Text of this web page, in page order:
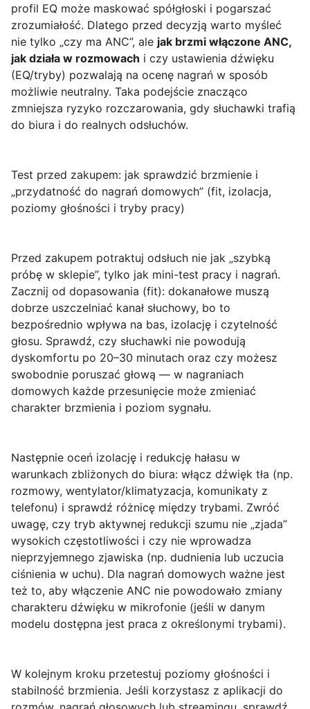
profil EQ może maskować spółgłoski i pogarszać
zrozumiałość. Dlatego przed decyzją warto myśleć
nie tylko „czy ma ANC”, ale jak brzmi włączone ANC,
jak działa w rozmowach i czy ustawienia dźwięku
(EQ/tryby) pozwalają na ocenę nagrań w sposób
możliwie neutralny. Taka podejście znacząco
zmniejsza ryzyko rozczarowania, gdy słuchawki trafią
do biura i do realnych odsłuchów.
Test przed zakupem: jak sprawdzić brzmienie i
„przydatność do nagrań domowych” (fit, izolacja,
poziomy głośności i tryby pracy)
Przed zakupem potraktuj odsłuch nie jak „szybką
próbę w sklepie”, tylko jak mini-test pracy i nagrań.
Zacznij od dopasowania (fit): dokanałowe muszą
dobrze uszczelniać kanał słuchowy, bo to
bezpośrednio wpływa na bas, izolację i czytelność
głosu. Sprawdź, czy słuchawki nie powodują
dyskomfortu po 20–30 minutach oraz czy możesz
swobodnie poruszać głową — w nagraniach
domowych każde przesunięcie może zmieniać
charakter brzmienia i poziom sygnału.
Następnie oceń izolację i redukcję hałasu w
warunkach zbliżonych do biura: włącz dźwięk tła (np.
rozmowy, wentylator/klimatyzacja, komunikaty z
telefonu) i sprawdź różnicę między trybami. Zwróć
uwagę, czy tryb aktywnej redukcji szumu nie „zjada”
wysokich częstotliwości i czy nie wprowadza
nieprzyjemnego zjawiska (np. dudnienia lub uczucia
ciśnienia w uchu). Dla nagrań domowych ważne jest
też to, aby włączenie ANC nie powodowało zmiany
charakteru dźwięku w mikrofonie (jeśli w danym
modelu dostępna jest praca z określonymi trybami).
W kolejnym kroku przetestuj poziomy głośności i
stabilność brzmienia. Jeśli korzystasz z aplikacji do